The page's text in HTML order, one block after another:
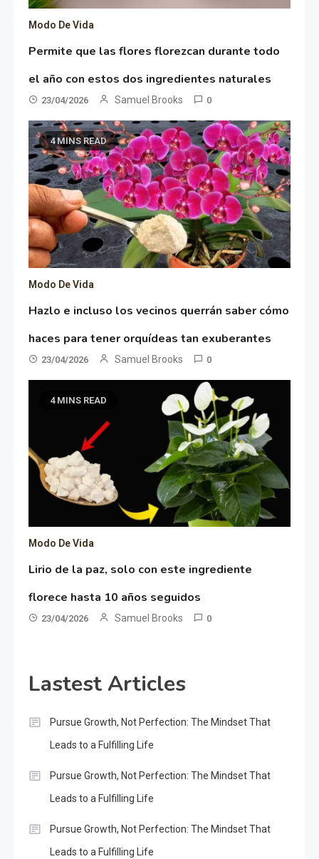
Modo De Vida
Permite que las flores florezcan durante todo
el año con estos dos ingredientes naturales
23/04/2026 Samuel Brooks 0
4 MINS READ
Modo De Vida
Hazlo e incluso los vecinos querrán saber cómo
haces para tener orquídeas tan exuberantes
23/04/2026 Samuel Brooks 0
4 MINS READ
Modo De Vida
Lirio de la paz, solo con este ingrediente
florece hasta 10 años seguidos
23/04/2026 Samuel Brooks 0
Lastest Articles
Pursue Growth, Not Perfection: The Mindset That
Leads to a Fulfilling Life
Pursue Growth, Not Perfection: The Mindset That
Leads to a Fulfilling Life
Pursue Growth, Not Perfection: The Mindset That
Leads to a Fulfilling Life